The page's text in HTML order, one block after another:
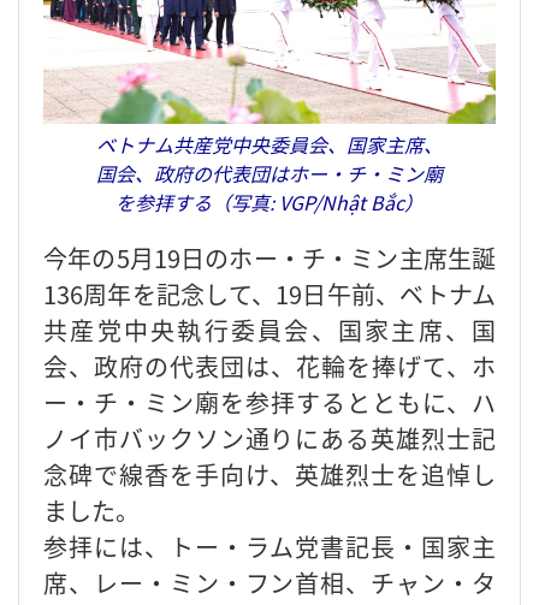
ベトナム共産党中央委員会、国家主席、
国会、政府の代表団はホー・チ・ミン廟
を参拝する（写真: VGP/Nhật Bắc）
今年の5月19日のホー・チ・ミン主席生誕
136周年を記念して、19日午前、ベトナム
共産党中央執行委員会、国家主席、国
会、政府の代表団は、花輪を捧げて、ホ
ー・チ・ミン廟を参拝するとともに、ハ
ノイ市バックソン通りにある英雄烈士記
念碑で線香を手向け、英雄烈士を追悼し
ました。
参拝には、トー・ラム党書記長・国家主
席、レー・ミン・フン首相、チャン・タ